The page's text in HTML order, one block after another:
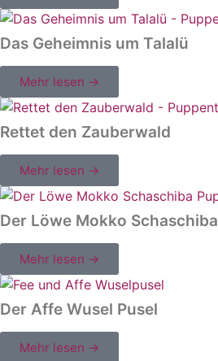
Das Geheimnis um Talalü
Mehr lesen →
Rettet den Zauberwald
Mehr lesen →
Der Löwe Mokko Schaschiba
Mehr lesen →
Der Affe Wusel Pusel
Mehr lesen →